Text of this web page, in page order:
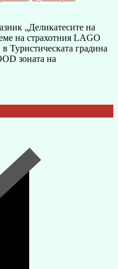
„Деликатесите на
на страхотния LAGO
Туристическата градина
зоната на